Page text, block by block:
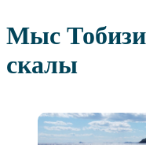
Мыс
скалы